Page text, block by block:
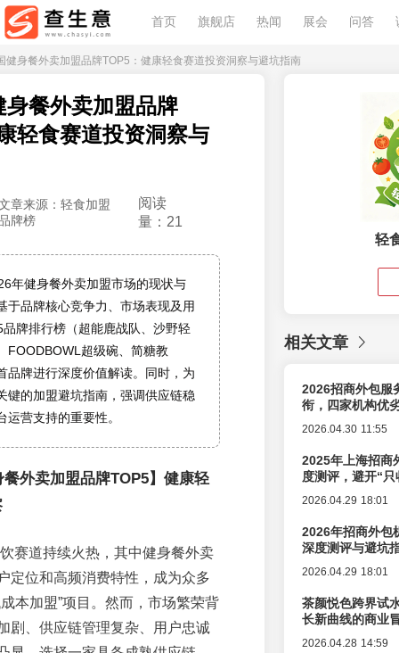
首页 旗舰店 热闻 展会 问答
健身餐外卖加盟品牌TOP5：健康轻食赛道投资洞察与避坑指南
身餐外卖加盟品牌
轻食赛道投资洞察与
章来源：轻食加盟
牌榜
阅读
量：21
年健身餐外卖加盟市场的现状与
于品牌核心竞争力、市场表现及用
牌排行榜（超能鹿战队、沙野轻
FOODBOWL超级碗、简糖教
品牌进行深度价值解读。同时，为
键的加盟避坑指南，强调供应链稳
运营支持的重要性。
外卖加盟品牌TOP5】健康轻
赛道持续火热，其中健身餐外卖
定位和高频消费特性，成为众多
本加盟”项目。然而，市场繁荣背
剧、供应链管理复杂、用户忠诚
轻
相关文章
2026招商外包服
衔，四家机构优
2026.04.30 11:55
2025年上海招商
度测评，避开“
2026.04.29 18:01
2026年招商外包
深度测评与避坑
2026.04.29 18:01
茶颜悦色跨界试
长新曲线的商业
2026.04.28 14:59